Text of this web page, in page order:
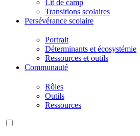
Lit de camp
Transitions scolaires
Persévérance scolaire
Portrait
Déterminants et écosystémie
Ressources et outils
Communauté
Rôles
Outils
Ressources